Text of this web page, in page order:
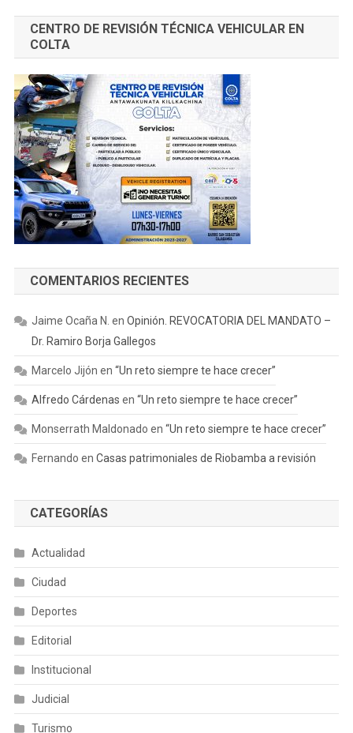
CENTRO DE REVISIÓN TÉCNICA VEHICULAR EN
COLTA
COMENTARIOS RECIENTES
Jaime Ocaña N. en Opinión. REVOCATORIA DEL MANDATO –
Dr. Ramiro Borja Gallegos
Marcelo Jijón en “Un reto siempre te hace crecer”
Alfredo Cárdenas en “Un reto siempre te hace crecer”
Monserrath Maldonado en “Un reto siempre te hace crecer”
Fernando en Casas patrimoniales de Riobamba a revisión
CATEGORÍAS
Actualidad
Ciudad
Deportes
Editorial
Institucional
Judicial
Turismo